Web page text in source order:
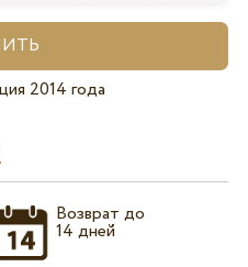
2014 года
Возврат до
14 дней